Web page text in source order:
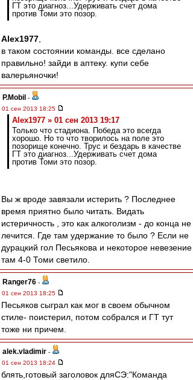
ГТ это диагноз...Удерживать счет дома
против Томи это позор.
Alex1977
в таком состоянии команды. все сделано
правильно! зайди в аптеку. купи себе
валерьяночки!
P.Mobil -
01 сен 2013 18:25
Alex1977 » 01 сен 2013 19:17
Только что стадиона. Победа это всегда
хорошо. Но то что творилось на поле это
позорище конечно. Трус и бездарь в качестве
ГТ это диагноз...Удерживать счет дома
против Томи это позор.
Вы ж вроде завязали истерить ? Последнее
время приятно было читать. Видать
истеричность , это как алкоголизм - до конца не
лечится. Где там удержание то было ? Если не
дурацкий гол Песьякова и некоторое невезение
там 4-0 Томи светило.
Ranger76 -
01 сен 2013 18:25
Песьяков сыграл как мог в своем обычном
стиле- поистерил, потом собрался и ГТ тут
тоже ни причем.
alek.vladimir -
01 сен 2013 18:24
блять,готовый заголовок дляСЭ:"Команда